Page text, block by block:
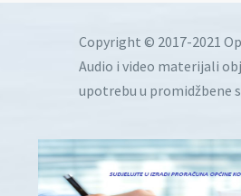
Copyright © 2017-2021
Audio i video materijali
upotrebu u promidžbene